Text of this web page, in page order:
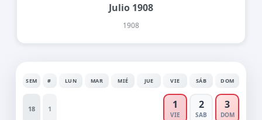
Julio 1908
1908
SEM # LUN MAR MIÉ JUE VIE SÁB DOM
18 1 1
VIE
2
SAB
3
DOM